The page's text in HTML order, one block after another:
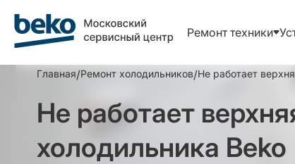
Ремонт техники
Главная/Ремонт холодильников/Не работает
Не работает
холодильника Beko